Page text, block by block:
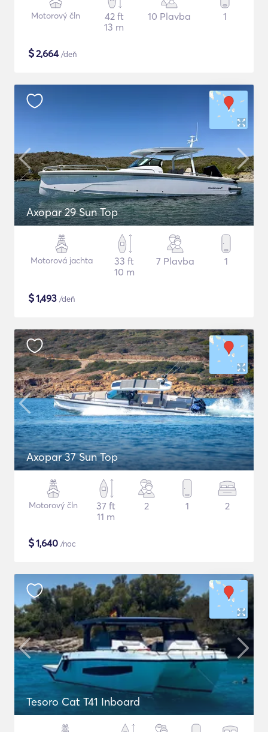
Motorový čln
42 ft
13 m
10 Plavba 1
$2,664/deň
Axopar 29 Sun Top
Motorová jachta
33 ft
10 m
7 Plavba 1
$1,493 /deň
Axopar 37 Sun Top
Motorový čln
37 ft
11 m
2 1 2
$1,640 /noc
Tesoro Cat T41 Inboard